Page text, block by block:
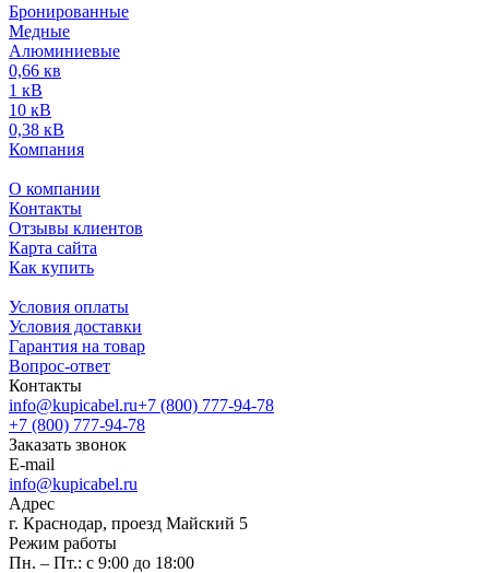
Бронированные
Медные
Алюминиевые
0,66 кв
1 кВ
10 кВ
0,38 кВ
Компания
О компании
Контакты
Отзывы клиентов
Карта сайта
Как купить
Условия оплаты
Условия доставки
Гарантия на товар
Вопрос-ответ
Контакты
info@kupicabel.ru+7 (800) 777-94-78
+7 (800) 777-94-78
Заказать звонок
E-mail
info@kupicabel.ru
Адрес
г. Краснодар, проезд Майский 5
Режим работы
Пн. – Пт.: с 9:00 до 18:00